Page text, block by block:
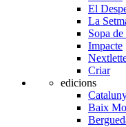
El
La
Sopa de
Impacte
Criar
edicions
Baix